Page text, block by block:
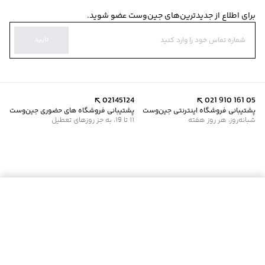
برای اطلاع از جدیدترین‌های جین‌وست عضو شوید.
تایید
021 910 161 05
پشتیبانی فروشگاه اینترنتی جین‌وست
شبانه‌روز، هر روز هفته
02145124
پشتیبانی فروشگاه های حضوری جین‌وست
11 تا 19، به جز روزهای تعطیل